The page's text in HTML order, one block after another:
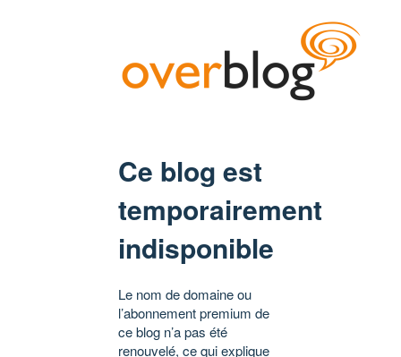
Ce blog est
temporairement
indisponible
Le nom de domaine ou
l’abonnement premium de
ce blog n’a pas été
renouvelé, ce qui explique